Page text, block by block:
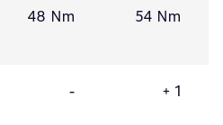
48 Nm 54 Nm
- + 1